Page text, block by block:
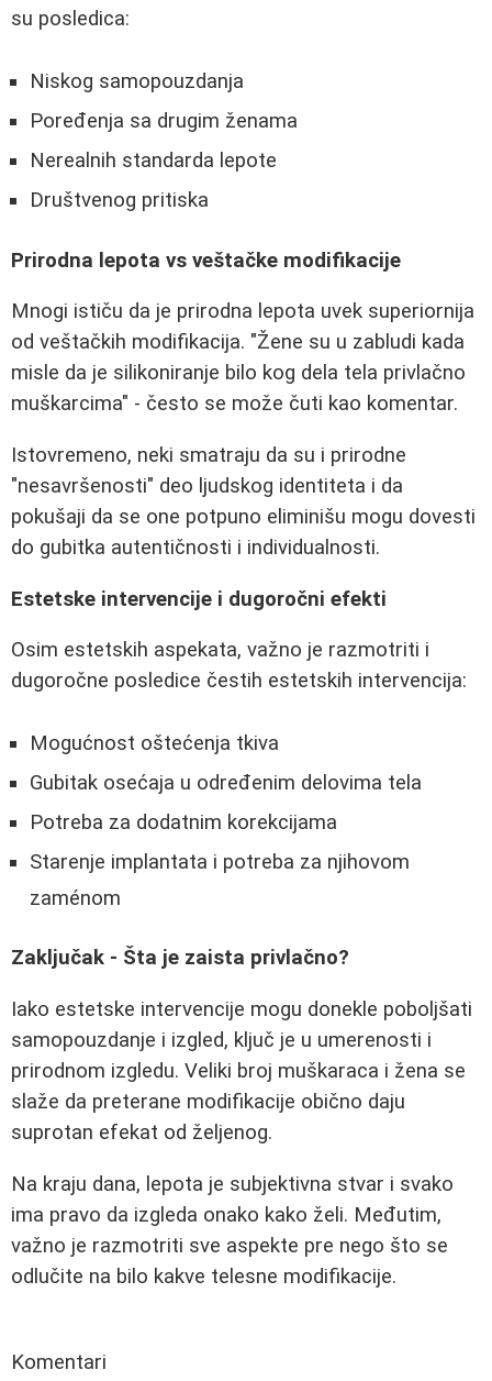
su posledica:
Niskog samopouzdanja
Poređenja sa drugim ženama
Nerealnih standarda lepote
Društvenog pritiska
Prirodna lepota vs veštačke modifikacije
Mnogi ističu da je prirodna lepota uvek superiornija
od veštačkih modifikacija. "Žene su u zabludi kada
misle da je silikoniranje bilo kog dela tela privlačno
muškarcima" - često se može čuti kao komentar.
Istovremeno, neki smatraju da su i prirodne
"nesavršenosti" deo ljudskog identiteta i da
pokušaji da se one potpuno eliminišu mogu dovesti
do gubitka autentičnosti i individualnosti.
Estetske intervencije i dugoročni efekti
Osim estetskih aspekata, važno je razmotriti i
dugoročne posledice čestih estetskih intervencija:
Mogućnost oštećenja tkiva
Gubitak osećaja u određenim delovima tela
Potreba za dodatnim korekcijama
Starenje implantata i potreba za njihovom
zaménom
Zaključak - Šta je zaista privlačno?
Iako estetske intervencije mogu donekle poboljšati
samopouzdanje i izgled, ključ je u umerenosti i
prirodnom izgledu. Veliki broj muškaraca i žena se
slaže da preterane modifikacije obično daju
suprotan efekat od željenog.
Na kraju dana, lepota je subjektivna stvar i svako
ima pravo da izgleda onako kako želi. Međutim,
važno je razmotriti sve aspekte pre nego što se
odlučite na bilo kakve telesne modifikacije.
Komentari